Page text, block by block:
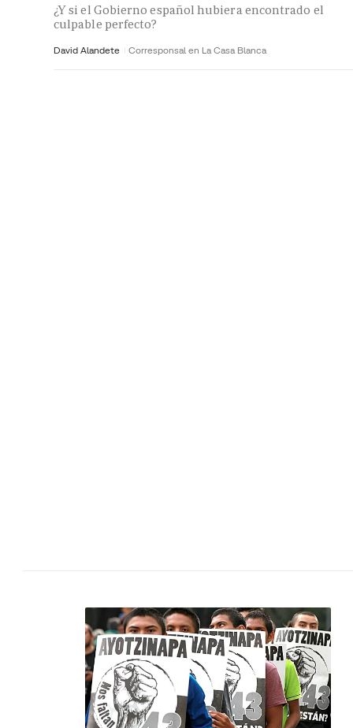
¿Y si el Gobierno español hubiera encontrado el
culpable perfecto?
David Alandete Corresponsal en La Casa Blanca